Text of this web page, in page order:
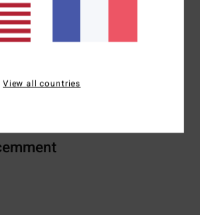
principale] 100% coton
Agec)
View all countries